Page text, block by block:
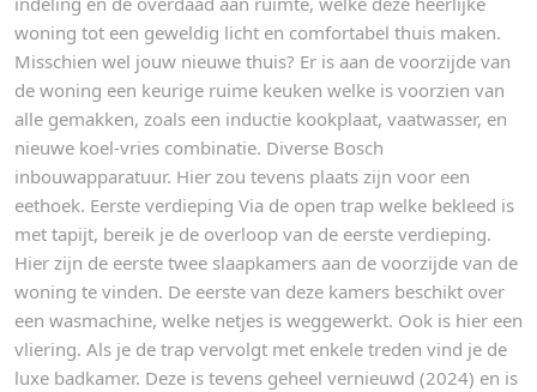
woning tot een geweldig licht en comfortabel thuis maken.
Misschien wel jouw nieuwe thuis? Er is aan de voorzijde van
de woning een keurige ruime keuken welke is voorzien van
alle gemakken, zoals een inductie kookplaat, vaatwasser, en
nieuwe koel-vries combinatie. Diverse Bosch
inbouwapparatuur. Hier zou tevens plaats zijn voor een
eethoek. Eerste verdieping Via de open trap welke bekleed is
met tapijt, bereik je de overloop van de eerste verdieping.
Hier zijn de eerste twee slaapkamers aan de voorzijde van de
woning te vinden. De eerste van deze kamers beschikt over
een wasmachine, welke netjes is weggewerkt. Ook is hier een
vliering. Als je de trap vervolgt met enkele treden vind je de
luxe badkamer. Deze is tevens geheel vernieuwd (2024) en is